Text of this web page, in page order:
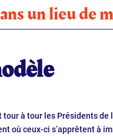
un lieu de
tour à tour les Présidents de
où ceux-ci s’apprêtent à